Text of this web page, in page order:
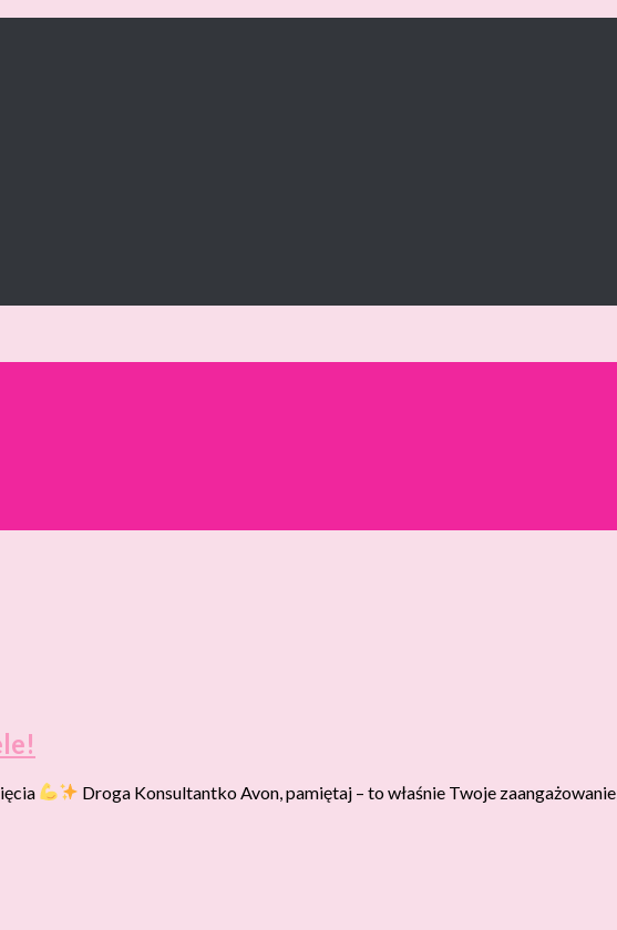
Droga Konsultantko Avon, pamiętaj – to właśnie Twoje